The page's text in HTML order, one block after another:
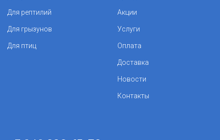
Для рептилий
Для грызунов
Для птиц
Акции
Услуги
Оплата
Доставка
Новости
Контакты